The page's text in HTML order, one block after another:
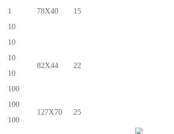
78X40
15
1
10
10
82X44 22
10
10
100
100
127X70
25
100